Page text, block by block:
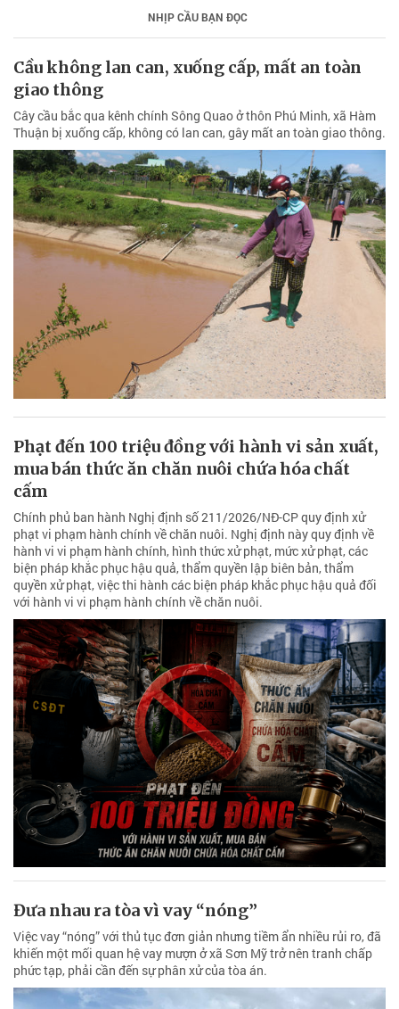
nhi có hoàn cảnh đặc biệt khó khăn tại phường Lâm Viên - Đà Lạt.
NHỊP CẦU BẠN ĐỌC
Cầu không lan can, xuống cấp, mất an toàn
giao thông
Cây cầu bắc qua kênh chính Sông Quao ở thôn Phú Minh, xã Hàm
Thuận bị xuống cấp, không có lan can, gây mất an toàn giao thông.
Phạt đến 100 triệu đồng với hành vi sản xuất,
mua bán thức ăn chăn nuôi chứa hóa chất
cấm
Chính phủ ban hành Nghị định số 211/2026/NĐ-CP quy định xử
phạt vi phạm hành chính về chăn nuôi. Nghị định này quy định về
hành vi vi phạm hành chính, hình thức xử phạt, mức xử phạt, các
biện pháp khắc phục hậu quả, thẩm quyền lập biên bản, thẩm
quyền xử phạt, việc thi hành các biện pháp khắc phục hậu quả đối
với hành vi vi phạm hành chính về chăn nuôi.
Đưa nhau ra tòa vì vay “nóng”
Việc vay “nóng” với thủ tục đơn giản nhưng tiềm ẩn nhiều rủi ro, đã
khiến một mối quan hệ vay mượn ở xã Sơn Mỹ trở nên tranh chấp
phức tạp, phải cần đến sự phân xử của tòa án.